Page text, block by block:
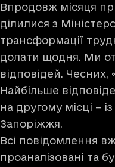
Впродовж місяця
ділилися з
трансформації
долати щодня. Ми
відповідей.
Найбільше
на другому місці –
Запоріжжя.
Всі повідомлення
проаналізовані та